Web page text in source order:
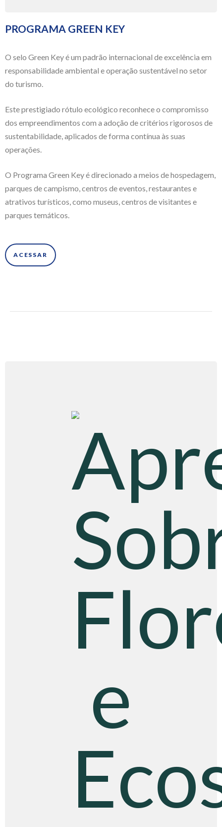
PROGRAMA GREEN KEY
O selo Green Key é um padrão internacional de excelência em
responsabilidade ambiental e operação sustentável no setor
do turismo.
Este prestigiado rótulo ecológico reconhece o compromisso
dos empreendimentos com a adoção de critérios rigorosos de
sustentabilidade, aplicados de forma contínua às suas
operações.
O Programa Green Key é direcionado a meios de hospedagem,
parques de campismo, centros de eventos, restaurantes e
atrativos turísticos, como museus, centros de visitantes e
parques temáticos.
ACESSAR